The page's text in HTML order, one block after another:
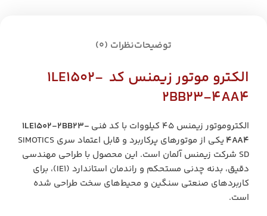
توضیحاتنظرات (0)
الکترو موتور زیمنس کد 1LE1502-
2BB23-4AA4
الکتروموتور زیمنس 45 کیلووات با کد فنی
1LE1502-2BB23-
4AA4
یکی از موتورهای پرکاربرد و قابل اعتماد سری SIMOTICS
SD شرکت زیمنس آلمان است. این محصول با طراحی مهندسی
دقیق، بدنه چدنی مستحکم و راندمان استاندارد (IE1)، برای
کاربردهای صنعتی سنگین و محیط‌های سخت طراحی شده
است.